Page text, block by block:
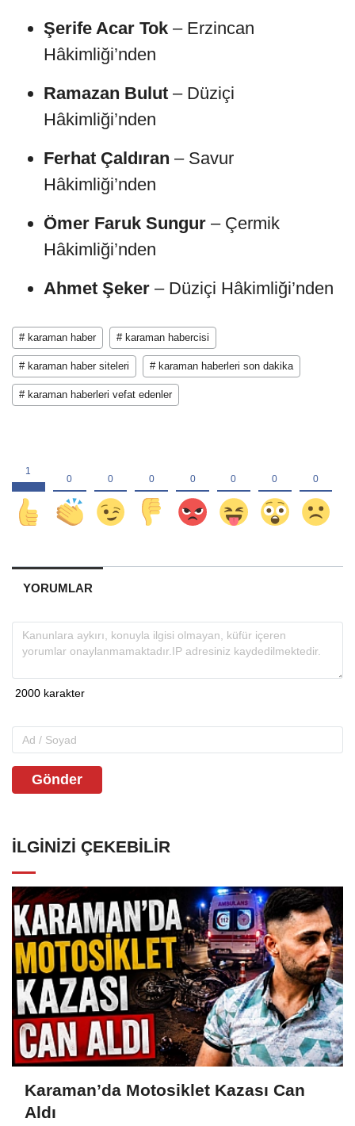
Şerife Acar Tok – Erzincan
Hâkimliği’nden
Ramazan Bulut – Düziçi
Hâkimliği’nden
Ferhat Çaldıran – Savur
Hâkimliği’nden
Ömer Faruk Sungur – Çermik
Hâkimliği’nden
Ahmet Şeker – Düziçi Hâkimliği’nden
# karaman haber # karaman habercisi
# karaman haber siteleri # karaman haberleri son dakika
# karaman haberleri vefat edenler
YORUMLAR
Gönder
İLGINIZI ÇEKEBILIR
Karaman’da Motosiklet Kazası Can
Aldı